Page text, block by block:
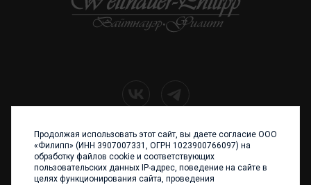
+7 (4012) 960 898
236017 Калининград,
ул. Каштановая аллея, 47
Телефон: +7 4012 960 898,
Продолжая использовать этот сайт, вы даете согласие ООО
«Филипп» (ИНН 3907007331, ОГРН 1023900766097) на
обработку файлов cookie и соответствующих
пользовательских данных IP-адрес, поведение на сайте в
целях функционирования сайта, проведения